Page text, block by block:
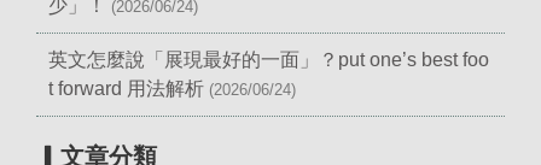
少」！
(2026/06/24)
英文怎麼說「展現最好的一面」？put one’s best foo
t forward 用法解析 (2026/06/24)
▎文章分類